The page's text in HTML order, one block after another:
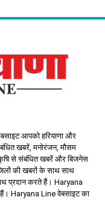
आपको हरियाणा और
खबरें, मनोरंजन, मौसम
से संबंधित खबरें और बिजनेस
की खबरों के साथ साथ
प्रदान करते हैं। Haryana
हैं। Haryana Line वेबसाइट का